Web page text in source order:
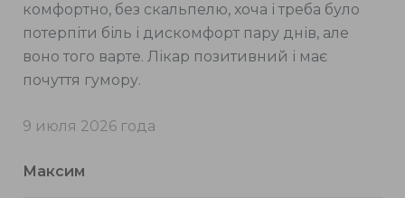
комфортно, без скальпелю, хоча і треба було
потерпіти біль і дискомфорт пару днів, але
воно того варте. Лікар позитивний і має
почуття гумору.
9 июля 2026 года
Максим